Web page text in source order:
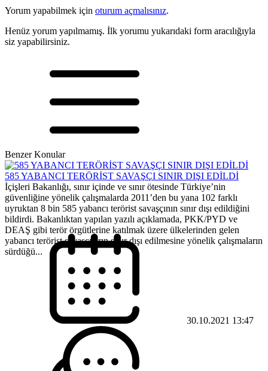
Yorum yapabilmek için oturum açmalısınız.
Henüz yorum yapılmamış. İlk yorumu yukarıdaki form aracılığıyla
siz yapabilirsiniz.
Benzer Konular
585 YABANCI TERÖRİST SAVAŞÇI SINIR DIŞI EDİLDİ
İçişleri Bakanlığı, sınır içinde ve sınır ötesinde Türkiye’nin
güvenliğine yönelik çalışmalarda 2011’den bu yana 102 farklı
uyruktan 8 bin 585 yabancı terörist savaşçının sınır dışı edildiğini
bildirdi. Bakanlıktan yapılan yazılı açıklamada, PKK/PYD ve
DEAŞ gibi terör örgütlerine katılmak üzere ülkelerinden gelen
yabancı terörist savaşçıların sınır dışı edilmesine yönelik çalışmaların
sürdüğü...
30.10.2021 13:47